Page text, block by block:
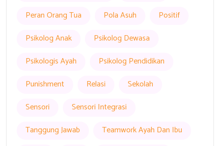
Peran Orang Tua
Pola Asuh
Positif
Psikolog Anak
Psikolog Dewasa
Psikologis Ayah
Psikolog Pendidikan
Punishment
Relasi
Sekolah
Sensori
Sensori Integrasi
Tanggung Jawab
Teamwork Ayah Dan Ibu